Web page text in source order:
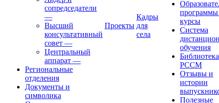
сопредседатели
—
Высший
консультативный
совет —
Центральный
аппарат —
Региональные
отделения
Документы и
символика
Проекты
Кадры
для
села
курсы
Система
обучения
Библиотека
РССМ
Отзывы и
истории
Полезные